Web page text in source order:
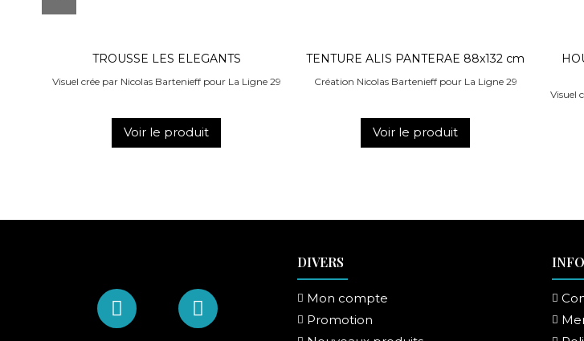
TROUSSE LES ELEGANTS
Visuel crée par Nicolas Bartenieff pour La Ligne 29
Voir le produit
TENTURE ALIS PANTERAE 88x132 cm
Création Nicolas Bartenieff pour La Ligne 29
Voir le produit
Visuel
DIVERS
Mon compte
Promotion